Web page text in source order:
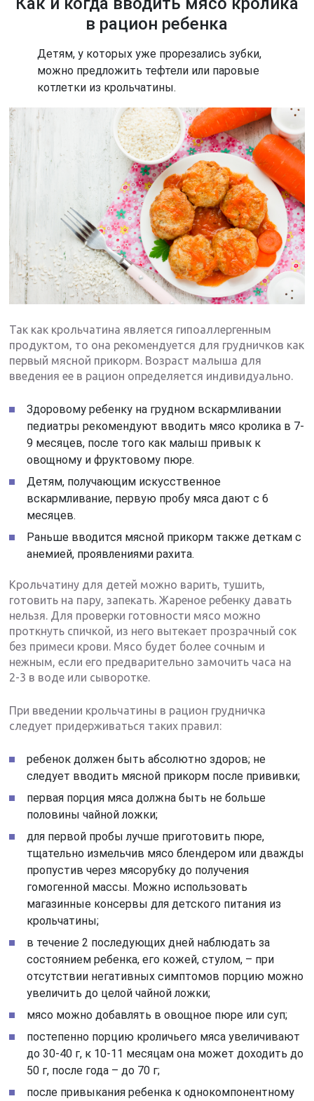
в рацион ребенка
Детям, у которых уже прорезались зубки,
можно предложить тефтели или паровые
котлетки из крольчатины.
Так как крольчатина является гипоаллергенным
продуктом, то она рекомендуется для грудничков как
первый мясной прикорм. Возраст малыша для
введения ее в рацион определяется индивидуально.
Здоровому ребенку на грудном вскармливании
педиатры рекомендуют вводить мясо кролика в 7-
9 месяцев, после того как малыш привык к
овощному и фруктовому пюре.
Детям, получающим искусственное
вскармливание, первую пробу мяса дают с 6
месяцев.
Раньше вводится мясной прикорм также деткам с
анемией, проявлениями рахита.
Крольчатину для детей можно варить, тушить,
готовить на пару, запекать. Жареное ребенку давать
нельзя. Для проверки готовности мясо можно
проткнуть спичкой, из него вытекает прозрачный сок
без примеси крови. Мясо будет более сочным и
нежным, если его предварительно замочить часа на
2-3 в воде или сыворотке.
При введении крольчатины в рацион грудничка
следует придерживаться таких правил:
ребенок должен быть абсолютно здоров; не
следует вводить мясной прикорм после прививки;
первая порция мяса должна быть не больше
половины чайной ложки;
для первой пробы лучше приготовить пюре,
тщательно измельчив мясо блендером или дважды
пропустив через мясорубку до получения
гомогенной массы. Можно использовать
магазинные консервы для детского питания из
крольчатины;
в течение 2 последующих дней наблюдать за
состоянием ребенка, его кожей, стулом, – при
отсутствии негативных симптомов порцию можно
увеличить до целой чайной ложки;
мясо можно добавлять в овощное пюре или суп;
постепенно порцию кроличьего мяса увеличивают
до 30-40 г, к 10-11 месяцам она может доходить до
50 г, после года – до 70 г;
после привыкания ребенка к однокомпонентному